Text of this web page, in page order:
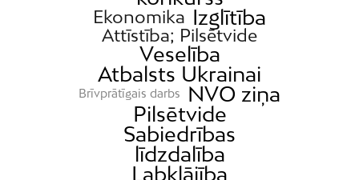
Ekonomika Izglītība
Attīstība; Pilsētvide
Veselība
Atbalsts Ukrainai
Brīvprātīgais darbs
NVO ziņa
Pilsētvide
Sabiedrības
līdzdalība
Labklājība